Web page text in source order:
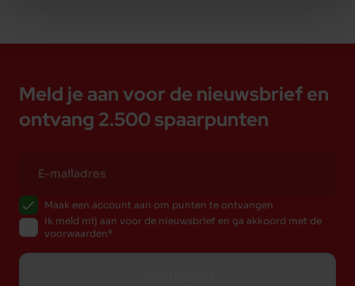
Meld je aan voor de nieuwsbrief en
ontvang 2.500 spaarpunten
Maak een account aan om punten te ontvangen
Ik meld mij aan voor de nieuwsbrief en ga akkoord met de
voorwaarden